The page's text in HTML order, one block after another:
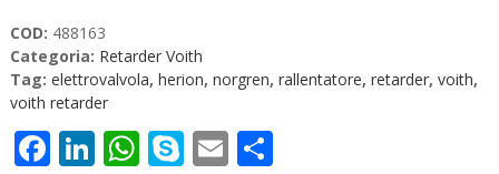
488163
quantità
COD: 488163
Categoria: Retarder Voith
Tag: elettrovalvola, herion, norgren, rallentatore, retarder, voith,
voith retarder
Facebook
LinkedIn
WhatsApp
Skype
EmailCondividi